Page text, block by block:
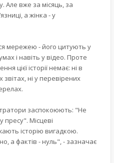
Але вже за місяць, за
а жінка - у
мережею - його цитують у
і навіть у відео. Проте
цієї історії немає: ні в
звітах, ні у перевірених
заспокоюють: "Не
пресу". Місцеві
історію вигадкою.
а фактів - нуль", - зазначає